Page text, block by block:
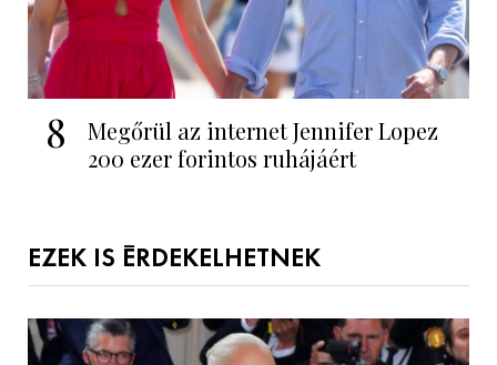
8
Megőrül az internet Jennifer Lopez
200 ezer forintos ruhájáért
EZEK IS ÉRDEKELHETNEK